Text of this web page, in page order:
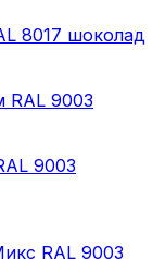
8017 шоколад
9003